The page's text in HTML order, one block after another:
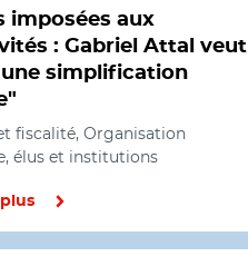
imposées aux
: Gabriel Attal veut
simplification
fiscalité, Organisation
élus et institutions